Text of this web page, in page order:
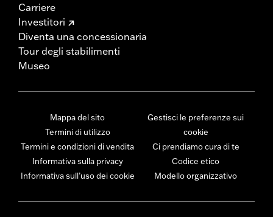
Carriere
Investitori
Diventa una concessionaria
Tour degli stabilimenti
Museo
Mappa del sito
Termini di utilizzo
Termini e condizioni di vendita
Informativa sulla privacy
Informativa sull’uso dei cookie
Gestisci le preferenze sui
cookie
Ci prendiamo cura di te
Codice etico
Modello organizzativo